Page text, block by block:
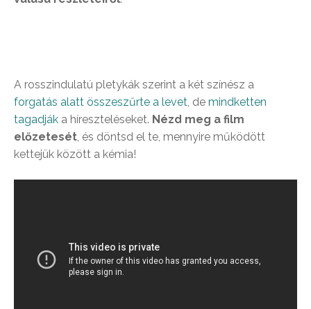
A rosszindulatú pletykák szerint a két színész a
forgatás alatt összeszűrte a levet, de mindketten
tagadják a híreszteléseket. Nézd meg a film
előzetesét, és döntsd el te, mennyire működött
kettejük között a kémia!